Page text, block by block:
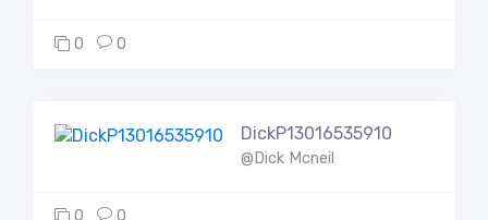
0 0
DickP13016535910
@Dick Mcneil
0 0